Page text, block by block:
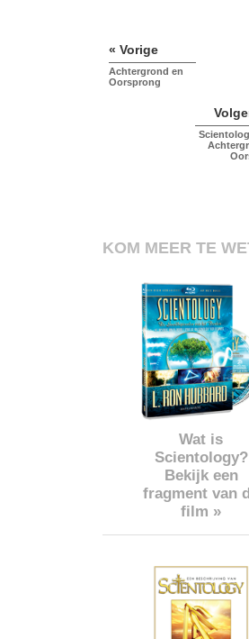
« Vorige
Achtergrond en
Oorsprong
KOM MEER TE
Wat is
Scientology?
Bekijk een
fragment van
film »